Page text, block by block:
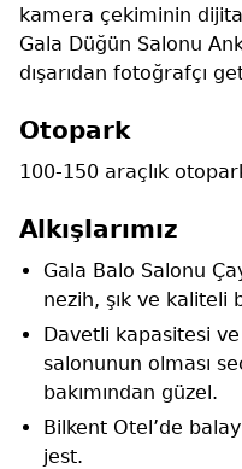
kamera çekiminin
Gala Düğün Salonu
dışarıdan fotoğrafçı
Otopark
100-150 araçlık
Alkışlarımız
Gala Balo Salonu
nezih, şık ve kaliteli
Davetli kapasitesi
salonunun olması
bakımından güzel.
Bilkent Otel’de
jest.